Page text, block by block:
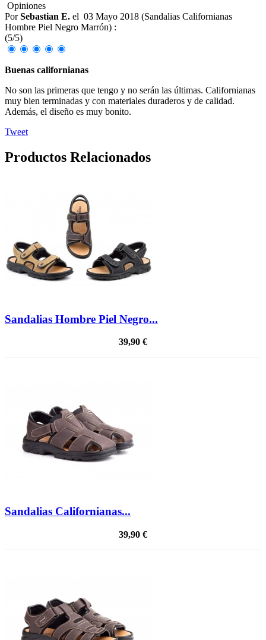
Opiniones
PorSebastian E. el 03 Mayo 2018 (Sandalias Californianas
Hombre Piel Negro Marrón) :
(5/5)
Buenas californianas
No son las primeras que tengo y no serán las últimas. Californianas
muy bien terminadas y con materiales duraderos y de calidad.
Además, el diseño es muy bonito.
Tweet
Productos Relacionados
Sandalias Hombre Piel Negro...
39,90 €
Sandalias Californianas...
39,90 €